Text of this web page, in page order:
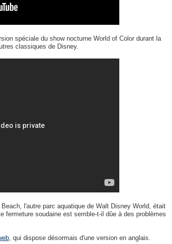
spéciale du show nocturne World of Color durant la
classiques de Disney.
l'autre parc aquatique de Walt Disney World, était
fermeture soudaine est semble-t-il dûe à des problèmes
, qui dispose désormais d'une version en anglais.